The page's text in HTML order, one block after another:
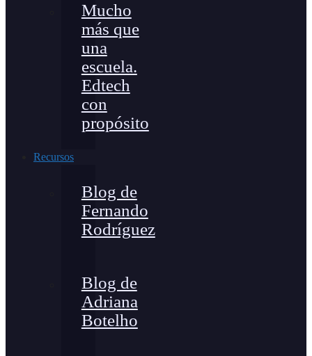
Mucho
más que
una
escuela.
Edtech
con
propósito
Recursos
Blog de
Fernando
Rodríguez
Blog de
Adriana
Botelho